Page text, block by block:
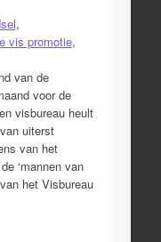
,
vis promotie,
van de
voor de
visbureau heult
uiterst
van het
‘mannen van
het Visbureau